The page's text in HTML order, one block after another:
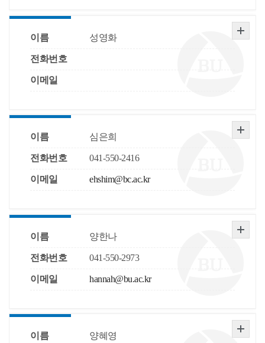
이름 성영화
전화번호
이메일
이름 심은희
전화번호 041-550-2416
이메일 ehshim@bc.ac.kr
이름 양한나
전화번호 041-550-2973
이메일 hannah@bu.ac.kr
이름 양혜영